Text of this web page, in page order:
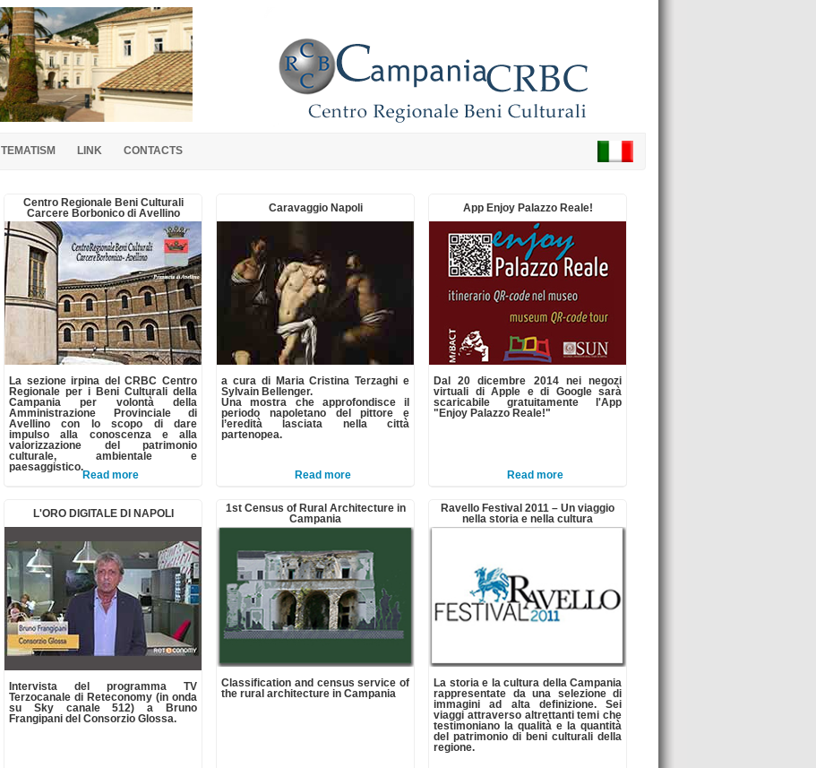
TEMATISM LINK CONTACTS
Centro Regionale Beni Culturali
Carcere Borbonico di Avellino
La sezione irpina del CRBC Centro
Regionale per i Beni Culturali della
Campania per volontà della
Amministrazione Provinciale di
Avellino con lo scopo di dare
impulso alla conoscenza e alla
valorizzazione del patrimonio
culturale, ambientale e
paesaggistico.
Read more
Caravaggio Napoli
a cura di Maria Cristina Terzaghi e
Sylvain Bellenger.
Una mostra che approfondisce il
periodo napoletano del pittore e
l’eredità lasciata nella città
partenopea.
Read more
App Enjoy Palazzo Reale!
Dal 20 dicembre 2014 nei negozi
virtuali di Apple e di Google sarà
scaricabile gratuitamente l'App
"Enjoy Palazzo Reale!"
Read more
L'ORO DIGITALE DI NAPOLI
Intervista del programma TV
Terzocanale di Reteconomy (in onda
su Sky canale 512) a Bruno
Frangipani del Consorzio Glossa.
1st Census of Rural Architecture in
Campania
Classification and census service of
the rural architecture in Campania
Ravello Festival 2011 – Un viaggio
nella storia e nella cultura
La storia e la cultura della Campania
rappresentate da una selezione di
immagini ad alta definizione. Sei
viaggi attraverso altrettanti temi che
testimoniano la qualità e la quantità
del patrimonio di beni culturali della
regione.